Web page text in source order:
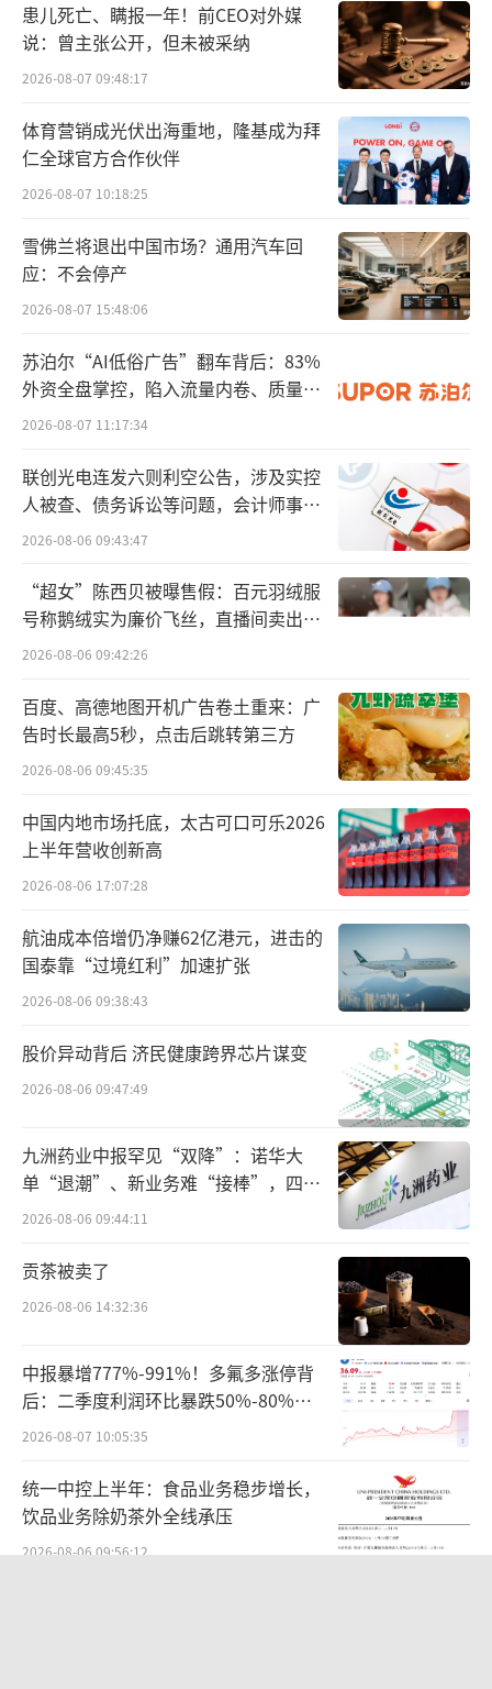
“2023中国创新药上市公司价值引领TOP1
5”揭示出，就创新药上市、新开注册性临床管
线、创新药NDA申请三大维度构成的“新药研
发基本面”而言，中国创新药已然形成Big pha
rma和Biopharma并立的产业格局。
一方面，以恒瑞医药、翰森制药、中国生
物制药、石药集团、先声药业和复星医药6
家“老牌”药企为代表的Big pharma仍是中坚
力量。
另一方面，信达生物、百济神州、康方生
物、贝达生物等中国初代Biotech已然具备Bio
pharma的气量，在多个维度上比肩Big pharm
a。
从新药上市情况来看，2023年，恒瑞医药3
款创新药获批上市，居中国创新药上市公司之
首。
这三款创新药分别是阿得贝利单抗注射液
（艾瑞利），用于联合卡铂和依托泊苷用于广
泛期小细胞肺癌一线治疗；奥特康唑胶囊（瑞
必康），用于治疗重度外阴阴道假丝酵母菌病
（VVC），这也是近20年中国首款VVC口服新
药；磷酸瑞格列汀片（瑞泽唐），首个国产原
研DPP-4抑制剂，用于改善成人2型糖尿病患者
的血糖控制。
信达生物和贝达生物各有2款创新药上市，
这一成绩超越了一众Big pharma，并列第二。
2023年，信达生物的托莱西单抗注射液
（信必乐）和与驯鹿生物共同开发及商业化的
细胞免疫治疗产品伊基奥仑赛注射液（福可
苏）获批上市，前者用于治疗原发性高胆固醇
血症和混合型血脂异常，这也是首个获批的中
难治多发性骨髓瘤成人患者，既往经过至少3线
治疗后进展（至少使用过一种蛋白酶体抑制剂
患儿死亡、瞒报一年！前CEO对外媒
说：曾主张公开，但未被采纳
2026-08-07 09:48:17
体育营销成光伏出海重地，隆基成为拜
仁全球官方合作伙伴
2026-08-07 10:18:25
雪佛兰将退出中国市场？通用汽车回
应：不会停产
2026-08-07 15:48:06
苏泊尔“AI低俗广告”翻车背后：83%
外资全盘掌控，陷入流量内卷、质量频
发的负循环
2026-08-07 11:17:34
联创光电连发六则利空公告，涉及实控
人被查、债务诉讼等问题，会计师事务
所曾出具“保留意见”
2026-08-06 09:43:47
“超女”陈西贝被曝售假：百元羽绒服
号称鹅绒实为廉价飞丝，直播间卖出超
百万元
2026-08-06 09:42:26
百度、高德地图开机广告卷土重来：广
告时长最高5秒，点击后跳转第三方
2026-08-06 09:45:35
中国内地市场托底，太古可口可乐2026
上半年营收创新高
2026-08-06 17:07:28
航油成本倍增仍净赚62亿港元，进击的
国泰靠“过境红利”加速扩张
2026-08-06 09:38:43
股价异动背后 济民健康跨界芯片谋变
2026-08-06 09:47:49
九洲药业中报罕见“双降”：诺华大
单“退潮”、新业务难“接棒”，四大
难关待闯
2026-08-06 09:44:11
贡茶被卖了
2026-08-06 14:32:36
中报暴增777%-991%！多氟多涨停背
后：二季度利润环比暴跌50%-80%，
是黄金坑还是陷阱？
2026-08-07 10:05:35
统一中控上半年：食品业务稳步增长，
饮品业务除奶茶外全线承压
2026-08-06 09:56:12